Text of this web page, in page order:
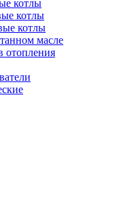
котлы
котлы
котлы
масле
отопления